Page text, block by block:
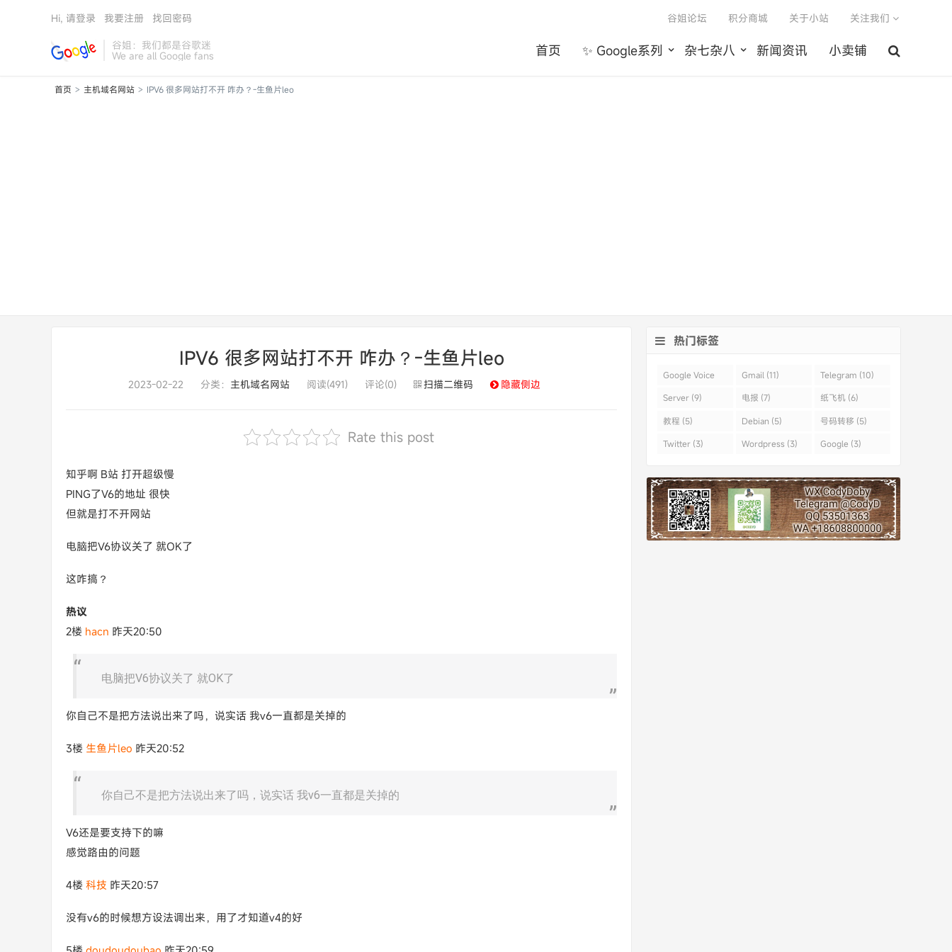
谷姐：我们都是谷歌迷
We are all Google fans 首页 ✨ Google系列 杂七杂八 新闻资讯 小卖铺
谷姐论坛 积分商城 关于小站 关注我们
Hi, 请登录 我要注册 找回密码
首页 > 主机域名网站 > IPV6 很多网站打不开 咋办？-生鱼片leo
IPV6 很多网站打不开 咋办？-生鱼片leo
2023-02-22 分类： 主机域名网站 阅读(491) 评论(0) 扫描二维码 隐藏侧边
Rate this post
知乎啊 B站 打开超级慢
PING了V6的地址 很快
但就是打不开网站
电脑把V6协议关了 就OK了
这咋搞？
热议
2楼 hacn 昨天20:50
电脑把V6协议关了 就OK了
你自己不是把方法说出来了吗，说实话 我v6一直都是关掉的
3楼 生鱼片leo 昨天20:52
你自己不是把方法说出来了吗，说实话 我v6一直都是关掉的
V6还是要支持下的嘛
感觉路由的问题
4楼 科技 昨天20:57
没有v6的时候想方设法调出来，用了才知道v4的好
热门标签
Google Voice
(43)
Gmail (11) Telegram (10)
Server (9) 电报 (7) 纸飞机 (6)
教程 (5) Debian (5) 号码转移 (5)
Twitter (3) Wordpress (3) Google (3)